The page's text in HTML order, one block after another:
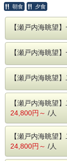
乾
水
ほ
椀
造
焼
揚
凌
御
留
可
利
・
※
2.
手
発
3.
（
用
朝食 夕食
【瀬戸内海眺望
【瀬戸内海眺望
【瀬戸内海眺望
【瀬戸内海眺望
24,800円～ /人
【瀬戸内海眺望
24,800円～ /人